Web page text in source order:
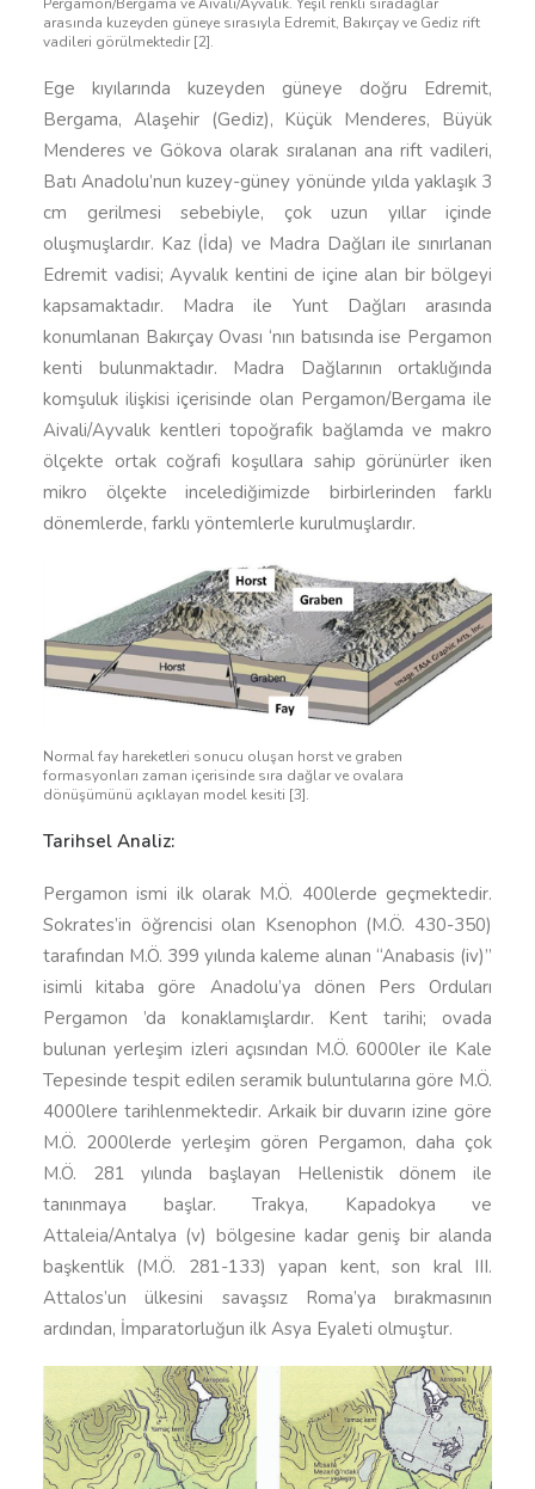
arasında kuzeyden güneye sırasıyla Edremit, Bakırçay ve Gediz rift
vadileri görülmektedir [2].
Ege kıyılarında kuzeyden güneye doğru Edremit,
Bergama, Alaşehir (Gediz), Küçük Menderes, Büyük
Menderes ve Gökova olarak sıralanan ana rift vadileri,
Batı Anadolu’nun kuzey-güney yönünde yılda yaklaşık 3
cm gerilmesi sebebiyle, çok uzun yıllar içinde
oluşmuşlardır. Kaz (İda) ve Madra Dağları ile sınırlanan
Edremit vadisi; Ayvalık kentini de içine alan bir bölgeyi
kapsamaktadır. Madra ile Yunt Dağları arasında
konumlanan Bakırçay Ovası ‘nın batısında ise Pergamon
kenti bulunmaktadır. Madra Dağlarının ortaklığında
komşuluk ilişkisi içerisinde olan Pergamon/Bergama ile
Aivali/Ayvalık kentleri topoğrafik bağlamda ve makro
ölçekte ortak coğrafi koşullara sahip görünürler iken
mikro ölçekte incelediğimizde birbirlerinden farklı
dönemlerde, farklı yöntemlerle kurulmuşlardır.
Normal fay hareketleri sonucu oluşan horst ve graben
formasyonları zaman içerisinde sıra dağlar ve ovalara
dönüşümünü açıklayan model kesiti [3].
Tarihsel Analiz:
Pergamon ismi ilk olarak M.Ö. 400lerde geçmektedir.
Sokrates’in öğrencisi olan Ksenophon (M.Ö. 430-350)
tarafından M.Ö. 399 yılında kaleme alınan “Anabasis (iv)”
isimli kitaba göre Anadolu’ya dönen Pers Orduları
Pergamon ’da konaklamışlardır. Kent tarihi; ovada
bulunan yerleşim izleri açısından M.Ö. 6000ler ile Kale
Tepesinde tespit edilen seramik buluntularına göre M.Ö.
4000lere tarihlenmektedir. Arkaik bir duvarın izine göre
M.Ö. 2000lerde yerleşim gören Pergamon, daha çok
M.Ö. 281 yılında başlayan Hellenistik dönem ile
tanınmaya başlar. Trakya, Kapadokya ve
Attaleia/Antalya (v) bölgesine kadar geniş bir alanda
başkentlik (M.Ö. 281-133) yapan kent, son kral III.
Attalos’un ülkesini savaşsız Roma’ya bırakmasının
ardından, İmparatorluğun ilk Asya Eyaleti olmuştur.